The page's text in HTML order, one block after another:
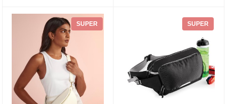
SUPER SUPER